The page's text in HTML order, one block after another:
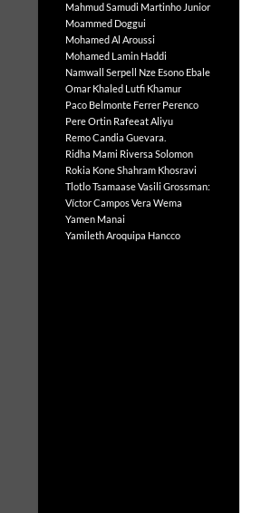
Mahmud Samudi Martinho Junior
Moammed Doggui
Mohamed Al Aroussi
Mohamed Lamin Haddi
Namwall Serpell Nze Esono Ebale
Omar Khaled Lutfi Khamur
Paco Belmonte Ferrer Perenco
Pere Ortin Rafeeat Aliyu
Remo Candia Guevara.
Ridha Mami Riversa Solomon
Rokia KoneShahram Khosravi
Tlotlo TsamaaseVasili Grossman:
Víctor Campos Vera Wema
Yamen Manai
Yamileth Aroquipa Hancco